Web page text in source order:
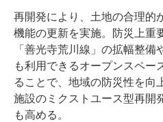
再開発により、土地の合理的
機能の更新を実施。防災上重
「善光寺荒川線」の拡幅整
も利用できるオープンスペー
ることで、地域の防災性を向
施設のミクストユース型再開
も高める。